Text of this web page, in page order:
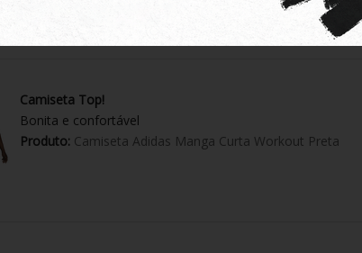
Camiseta Top!
Bonita e confortável
Produto: Camiseta Adidas Manga Curta Workout Preta